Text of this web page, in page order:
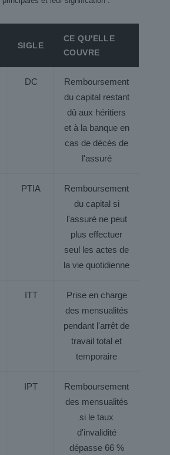
SIGLE
CE QU'ELLE
COUVRE
DC
Remboursement
du capital restant
dû aux héritiers
et à la banque en
cas de décès de
l'assuré
PTIA
Remboursement
du capital si
l'assuré ne peut
plus effectuer
seul les actes de
la vie quotidienne
ITT
Prise en charge
des mensualités
pendant l'arrêt de
travail total et
temporaire
IPT
Remboursement
des mensualités
si le taux
d'invalidité
dépasse 66 %